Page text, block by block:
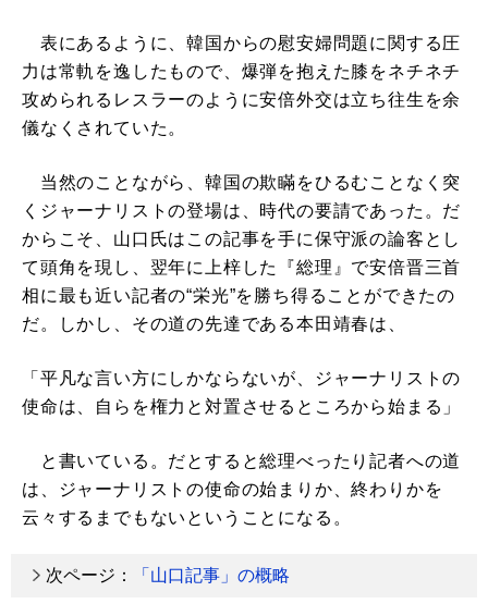
表にあるように、韓国からの慰安婦問題に関する圧
力は常軌を逸したもので、爆弾を抱えた膝をネチネチ
攻められるレスラーのように安倍外交は立ち往生を余
儀なくされていた。
当然のことながら、韓国の欺瞞をひるむことなく突
くジャーナリストの登場は、時代の要請であった。だ
からこそ、山口氏はこの記事を手に保守派の論客とし
て頭角を現し、翌年に上梓した『総理』で安倍晋三首
相に最も近い記者の“栄光”を勝ち得ることができたの
だ。しかし、その道の先達である本田靖春は、
「平凡な言い方にしかならないが、ジャーナリストの
使命は、自らを権力と対置させるところから始まる」
と書いている。だとすると総理べったり記者への道
は、ジャーナリストの使命の始まりか、終わりかを
云々するまでもないということになる。
次ページ： 「山口記事」の概略